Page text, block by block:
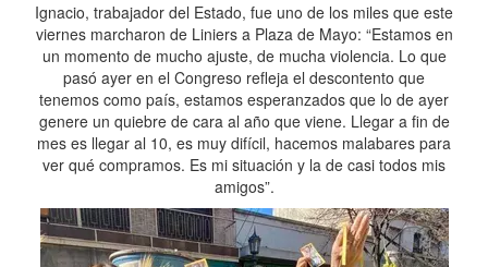
Ignacio, trabajador del Estado, fue uno de los miles que este
viernes marcharon de Liniers a Plaza de Mayo: “Estamos en
un momento de mucho ajuste, de mucha violencia. Lo que
pasó ayer en el Congreso refleja el descontento que
tenemos como país, estamos esperanzados que lo de ayer
genere un quiebre de cara al año que viene. Llegar a fin de
mes es llegar al 10, es muy difícil, hacemos malabares para
ver qué compramos. Es mi situación y la de casi todos mis
amigos”.